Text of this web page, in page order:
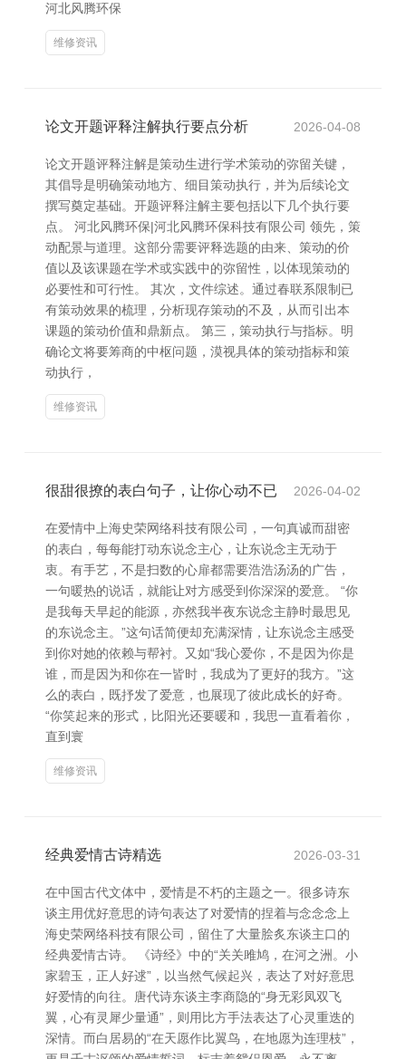
河北风腾环保
维修资讯
论文开题评释注解执行要点分析 2026-04-08
论文开题评释注解是策动生进行学术策动的弥留关键，
其倡导是明确策动地方、细目策动执行，并为后续论文
撰写奠定基础。开题评释注解主要包括以下几个执行要
点。 河北风腾环保|河北风腾环保科技有限公司 领先，策
动配景与道理。这部分需要评释选题的由来、策动的价
值以及该课题在学术或实践中的弥留性，以体现策动的
必要性和可行性。 其次，文件综述。通过春联系限制已
有策动效果的梳理，分析现存策动的不及，从而引出本
课题的策动价值和鼎新点。 第三，策动执行与指标。明
确论文将要筹商的中枢问题，漠视具体的策动指标和策
动执行，
维修资讯
很甜很撩的表白句子，让你心动不已 2026-04-02
在爱情中上海史荣网络科技有限公司，一句真诚而甜密
的表白，每每能打动东说念主心，让东说念主无动于
衷。有手艺，不是扫数的心扉都需要浩浩汤汤的广告，
一句暖热的说话，就能让对方感受到你深深的爱意。 “你
是我每天早起的能源，亦然我半夜东说念主静时最思见
的东说念主。”这句话简便却充满深情，让东说念主感受
到你对她的依赖与帮衬。又如“我心爱你，不是因为你是
谁，而是因为和你在一皆时，我成为了更好的我方。”这
么的表白，既抒发了爱意，也展现了彼此成长的好奇。
“你笑起来的形式，比阳光还要暖和，我思一直看着你，
直到寰
维修资讯
经典爱情古诗精选 2026-03-31
在中国古代文体中，爱情是不朽的主题之一。很多诗东
谈主用优好意思的诗句表达了对爱情的捏着与念念念上
海史荣网络科技有限公司，留住了大量脍炙东谈主口的
经典爱情古诗。 《诗经》中的“关关雎鸠，在河之洲。小
家碧玉，正人好逑”，以当然气候起兴，表达了对好意思
好爱情的向往。唐代诗东谈主李商隐的“身无彩凤双飞
翼，心有灵犀少量通”，则用比方手法表达了心灵重迭的
深情。而白居易的“在天愿作比翼鸟，在地愿为连理枝”，